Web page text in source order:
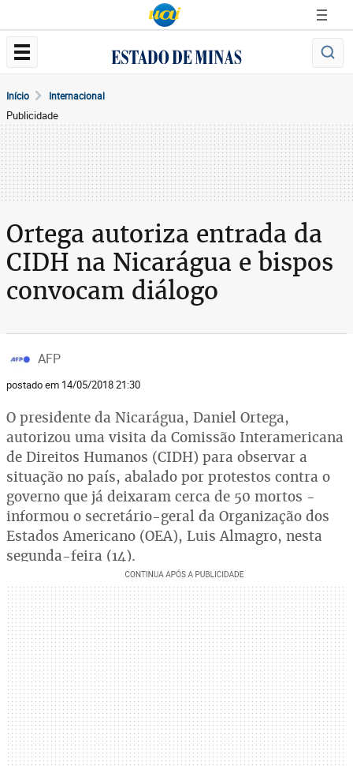
Início Internacional
Publicidade
Ortega autoriza entrada da
CIDH na Nicarágua e bispos
convocam diálogo
AFP
postado em 14/05/2018 21:30
O presidente da Nicarágua, Daniel Ortega,
autorizou uma visita da Comissão Interamericana
de Direitos Humanos (CIDH) para observar a
situação no país, abalado por protestos contra o
governo que já deixaram cerca de 50 mortos -
informou o secretário-geral da Organização dos
Estados Americano (OEA), Luis Almagro, nesta
segunda-feira (14).